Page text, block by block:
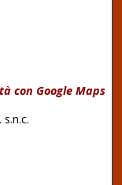
con Google Maps